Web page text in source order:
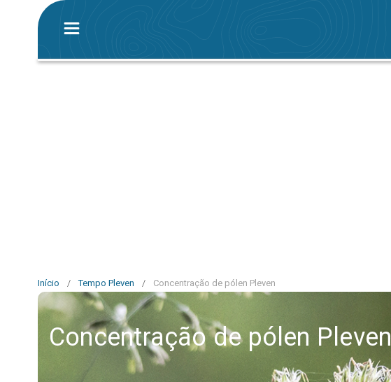
Início / Tempo Pleven / Concentração de pólen Pleven
Concentração de pólen Pleven